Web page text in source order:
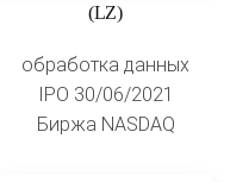
(LZ)
обработка данных
IPO 30/06/2021
Биржа NASDAQ